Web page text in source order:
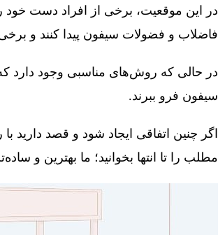
در این موقعیت، برخی از افراد دست خود
فاضلاب و فضولات سیفون پیدا کنند و
در حالی که روش‌های مناسبی وجود دارد
سیفون فرو ببرند.
اگر چنین اتفاقی ایجاد شود و قصد دارید
مطلب را تا انتها بخوانید؛ ما بهترین و